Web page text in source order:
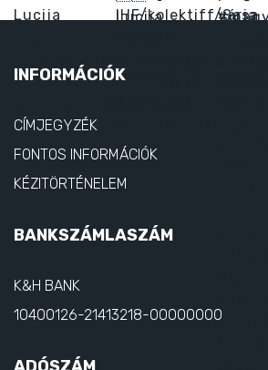
INFORMÁCIÓK
CÍMJEGYZÉK
FONTOS INFORMÁCIÓK
KÉZITÖRTÉNELEM
BANKSZÁMLASZÁM
K&H BANK
10400126-21413218-00000000